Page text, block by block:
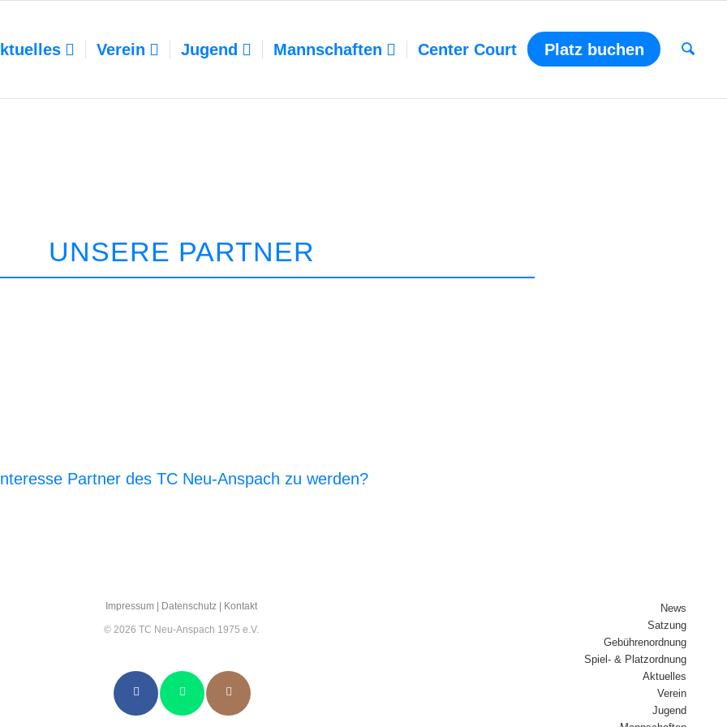
Verein Jugend Mannschaften Center Court Platz buchen
UNSERE PARTNER
Partner des TC Neu-Anspach zu werden?
Impres­sum Daten­schutz Kon­takt
© 2026 TC Neu-Anspach 1975 e.V.
News
Sat­zung
Gebüh­ren­ord­nung
Spiel- & Platz­ord­nung
Aktu­el­les
Ver­ein
Jugend